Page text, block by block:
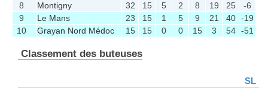
8
Montigny 32 15 5 2 8 19 25
-6
9
Le Mans 23 15 1 5 9 21 40 -19
10
Grayan Nord Médoc 15 15 0 0 15 3 54 -51
Classement des buteuses
SL